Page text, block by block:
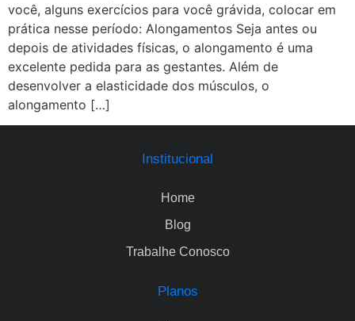
você, alguns exercícios para você grávida, colocar em
prática nesse período: Alongamentos Seja antes ou
depois de atividades físicas, o alongamento é uma
excelente pedida para as gestantes. Além de
desenvolver a elasticidade dos músculos, o
alongamento […]
Institucional
Home
Blog
Trabalhe Conosco
Planos